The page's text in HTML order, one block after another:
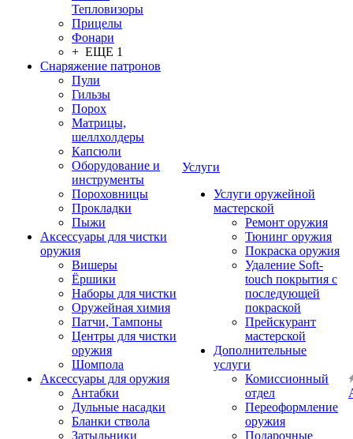
Тепловизоры
Прицелы
Фонари
+ ЕЩЕ 1
Снаряжение патронов
Пули
Гильзы
Порох
Матрицы,
шеллхолдеры
Капсюли
Оборудование и
инструменты
Пороховницы
Прокладки
Пыжи
Аксессуары для чистки
оружия
Вишеры
Ёршики
Наборы для чистки
Оружейная химия
Патчи, Тампоны
Центры для чистки
оружия
Шомпола
Аксессуары для оружия
Антабки
Дульные насадки
Бланки ствола
Затыльники
Услуги
Услуги оружейной
мастерской
Ремонт оружия
Тюнинг оружия
Покраска оружия
Удаление Soft-
touch покрытия с
последующей
покраской
Прейскурант
мастерской
Дополнительные
услуги
Комиссионный
отдел
Переоформление
оружия
Подарочные